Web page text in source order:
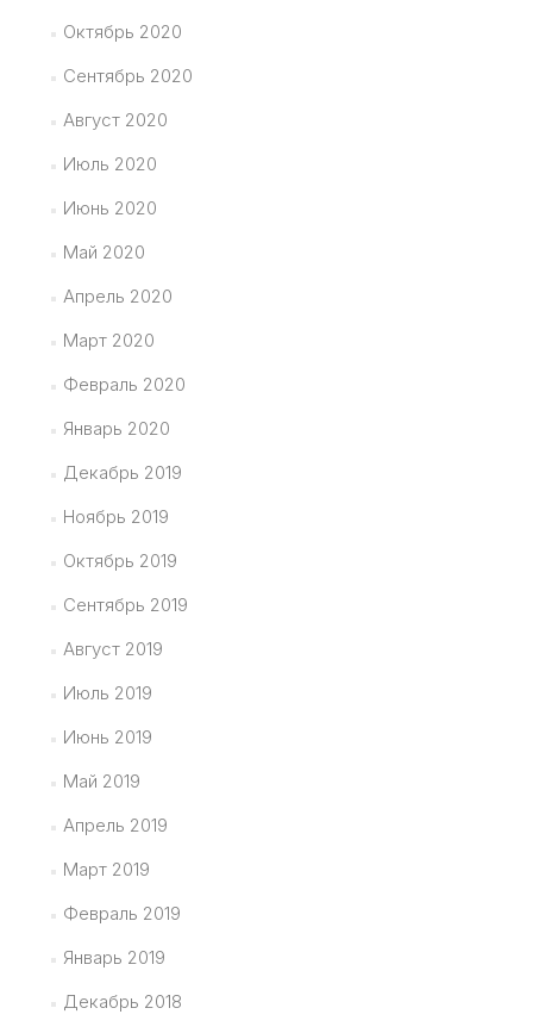
Октябрь 2020
Сентябрь 2020
Август 2020
Июль 2020
Июнь 2020
Май 2020
Апрель 2020
Март 2020
Февраль 2020
Январь 2020
Декабрь 2019
Ноябрь 2019
Октябрь 2019
Сентябрь 2019
Август 2019
Июль 2019
Июнь 2019
Май 2019
Апрель 2019
Март 2019
Февраль 2019
Январь 2019
Декабрь 2018